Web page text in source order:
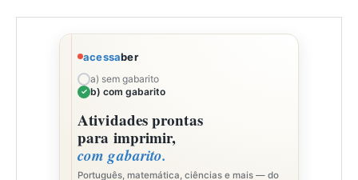
acessaber
a) sem gabarito
b) com gabarito
Atividades prontas
para imprimir,
com gabarito.
Português, matemática, ciências e mais — do